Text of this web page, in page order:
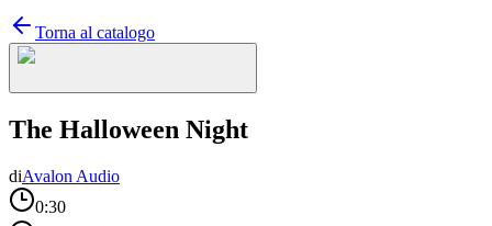
Torna al catalogo
The Halloween Night
diAvalon Audio
0:30